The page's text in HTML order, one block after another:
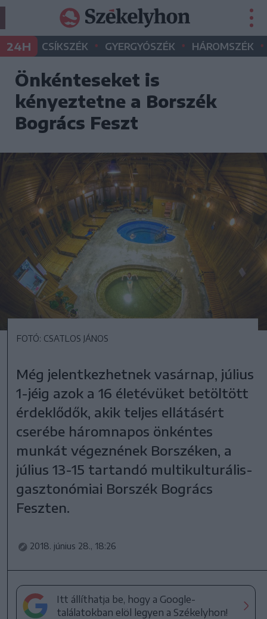
24H CSÍKSZÉK • GYERGYÓSZÉK • HÁROMSZÉK •
Önkénteseket is
kényeztetne a Borszék
Bogrács Feszt
FOTÓ: CSATLOS JÁNOS
Még jelentkezhetnek vasárnap, július
1-jéig azok a 16 életévüket betöltött
érdeklődők, akik teljes ellátásért
cserébe háromnapos önkéntes
munkát végeznének Borszéken, a
július 13-15 tartandó multikulturális-
gasztonómiai Borszék Bogrács
Feszten.
2018. június 28., 18:26
Itt állíthatja be, hogy a Google-
találatokban elöl legyen a Székelyhon!